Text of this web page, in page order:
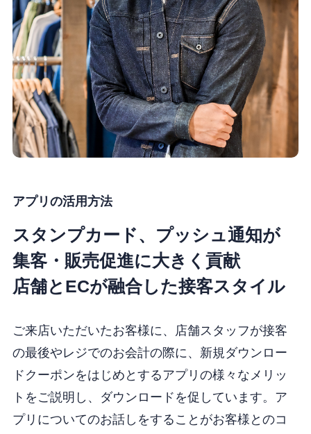
アプリの活用方法
スタンプカード、プッシュ通知が
集客・販売促進に大きく貢献
店舗とECが融合した接客スタイル
ご来店いただいたお客様に、店舗スタッフが接客
の最後やレジでのお会計の際に、新規ダウンロー
ドクーポンをはじめとするアプリの様々なメリッ
トをご説明し、ダウンロードを促しています。ア
プリについてのお話しをすることがお客様とのコ